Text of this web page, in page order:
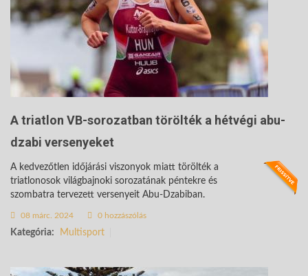
A triatlon VB-sorozatban törölték a hétvégi abu-
dzabi versenyeket
A kedvezőtlen időjárási viszonyok miatt törölték a
triatlonosok világbajnoki sorozatának péntekre és
szombatra tervezett versenyeit Abu-Dzabiban.
08 márc. 2024 0 hozzászólás
Kategória: Multisport